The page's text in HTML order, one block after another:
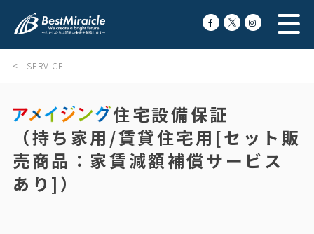
< SERVICE
住宅設備保証
（持ち家用/賃貸住宅用[セット販
売商品：家賃減額補償サービス
あり]）